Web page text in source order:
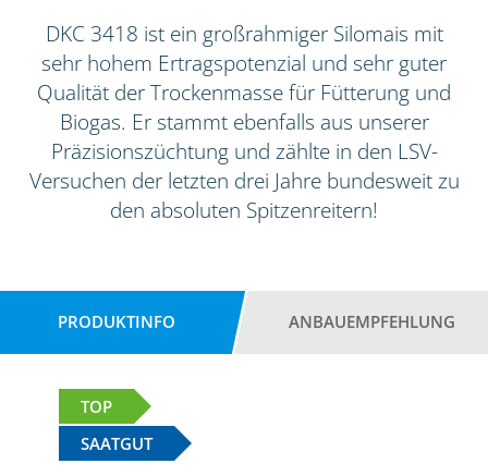
DKC 3418 ist ein großrahmiger Silomais mit
sehr hohem Ertragspotenzial und sehr guter
Qualität der Trockenmasse für Fütterung und
Biogas. Er stammt ebenfalls aus unserer
Präzisionszüchtung und zählte in den LSV-
Versuchen der letzten drei Jahre bundesweit zu
den absoluten Spitzenreitern!
PRODUKTINFO ANBAUEMPFEHLUNG
TOP
SAATGUT